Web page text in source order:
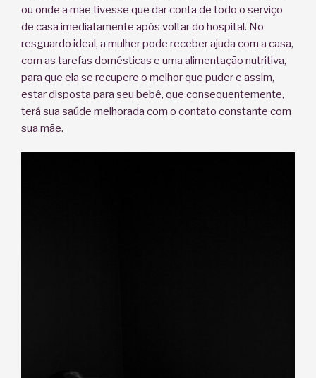
ou onde a mãe tivesse que dar conta de todo o serviço
de casa imediatamente após voltar do hospital. No
resguardo ideal, a mulher pode receber ajuda com a casa,
com as tarefas domésticas e uma alimentação nutritiva,
para que ela se recupere o melhor que puder e assim,
estar disposta para seu bebê, que consequentemente,
terá sua saúde melhorada com o contato constante com
sua mãe.